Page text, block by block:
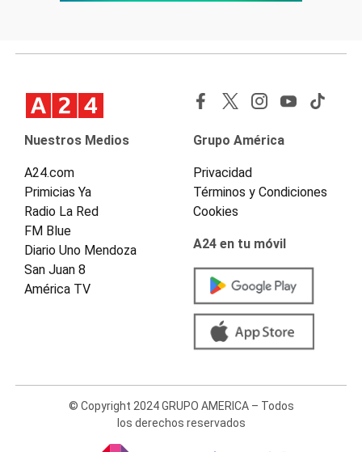
Nuestros Medios
A24.com
Primicias Ya
Radio La Red
FM Blue
Diario Uno Mendoza
San Juan 8
América TV
Grupo América
Privacidad
Términos y Condiciones
Cookies
A24 en tu móvil
© Copyright 2024 GRUPO AMERICA – Todos
los derechos reservados